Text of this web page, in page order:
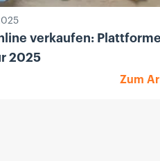
verkaufen:
2025
Zum